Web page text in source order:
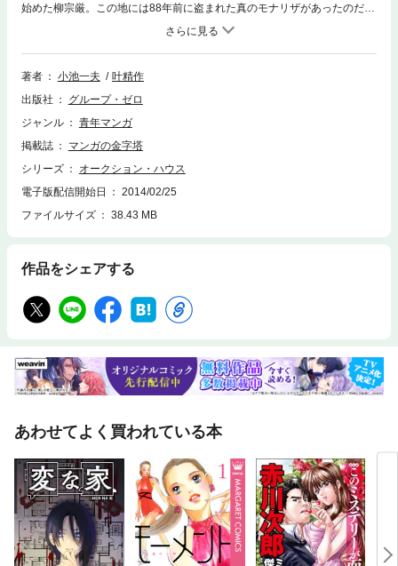
始めた柳宗厳。この地には88年前に盗まれた真のモナリザがあったのだ。
柳宗厳は盗難されたモナリザをルーブル美術館に返すため、犯人たちと接
触した。モナリザを取り返した柳宗厳は、警察を通じて連続娼婦殺人犯か
ら謎の呼び出しを受け、その娘から挑戦を受ける。行方不明の名画『光と
色・影と闇』を回収させるため、回収屋が柳宗厳に接触。絵が日本にある
し調査を開始した。収録作「光と色・影と闇1～5」の全5話を収録。
著者 小池一夫
叶精作
出版社
グループ・ゼロ
ジャンル
青年マンガ
掲載誌
マンガの金字塔
シリーズ
オークション・ハウス
電子版配信開始日
2014/02/25
ファイルサイズ
38.43 MB
作品をシェアする
あわせてよく買われている本